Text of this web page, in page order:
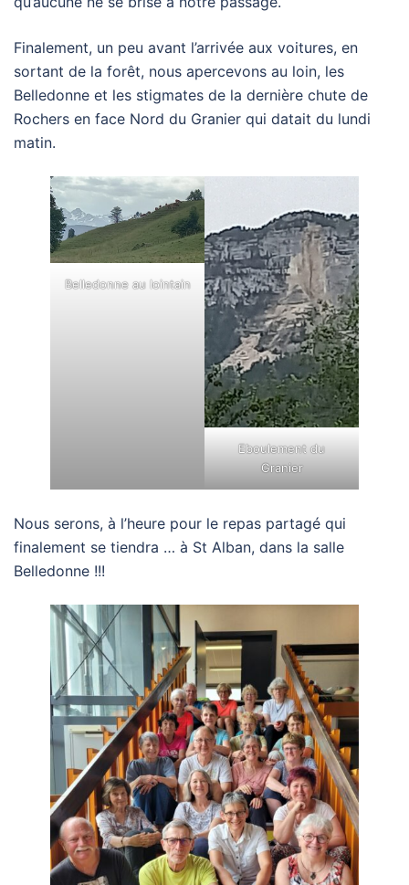
Finalement, un peu avant l’arrivée aux voitures, en
sortant de la forêt, nous apercevons au loin, les
Belledonne et les stigmates de la dernière chute de
Rochers en face Nord du Granier qui datait du lundi
matin.
Belledonne au lointain
Eboulement du
Granier
Nous serons, à l’heure pour le repas partagé qui
finalement se tiendra … à St Alban, dans la salle
Belledonne !!!